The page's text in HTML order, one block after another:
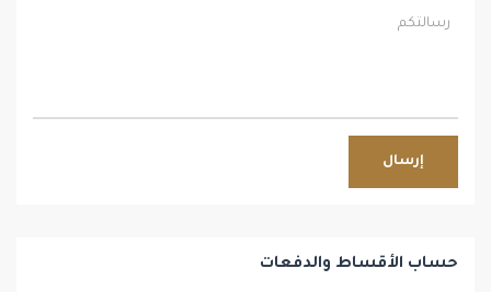
إرسال
حساب الأقساط والدفعات